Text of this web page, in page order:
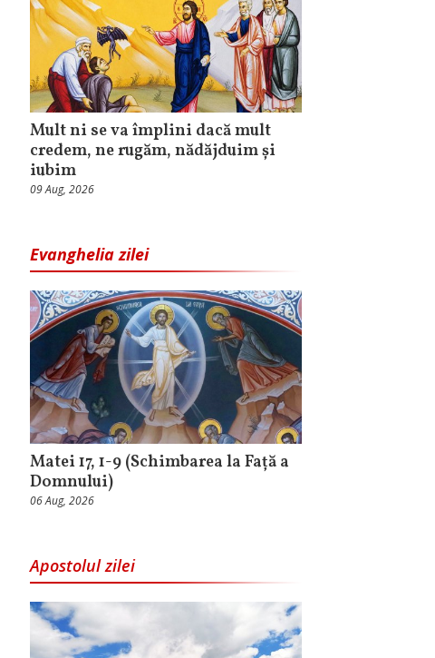
Mult ni se va împlini dacă mult
credem, ne rugăm, nădăjduim și
iubim
09 Aug, 2026
Evanghelia zilei
Matei 17, 1-9 (Schimbarea la Față a
Domnului)
06 Aug, 2026
Apostolul zilei